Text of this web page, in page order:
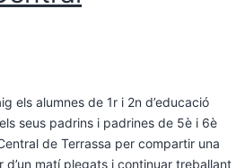
els alumnes de 1r i 2n d’educació
seus padrins i padrines de 5è i 6è
de Terrassa per compartir una
matí plegats i continuar treballant